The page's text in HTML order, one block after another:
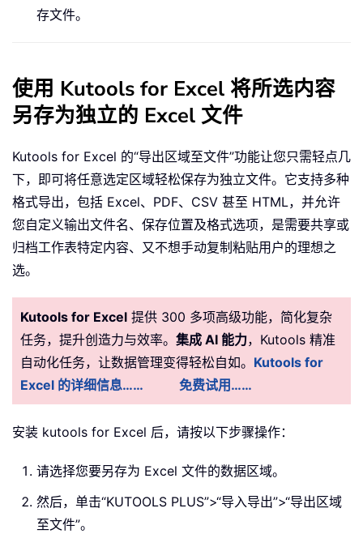
存文件。
使用 Kutools for Excel 将所选内容
另存为独立的 Excel 文件
Kutools for Excel 的“导出区域至文件”功能让您只需轻点几
下，即可将任意选定区域轻松保存为独立文件。它支持多种
格式导出，包括 Excel、PDF、CSV 甚至 HTML，并允许
您自定义输出文件名、保存位置及格式选项，是需要共享或
归档工作表特定内容、又不想手动复制粘贴用户的理想之
选。
Kutools for Excel 提供 300 多项高级功能，简化复杂
任务，提升创造力与效率。 集成 AI 能力，Kutools 精准
自动化任务，让数据管理变得轻松自如。 Kutools for
Excel 的详细信息……
免费试用……
安装 kutools for Excel 后，请按以下步骤操作：
请选择您要另存为 Excel 文件的数据区域。
然后，单击“KUTOOLS PLUS”>“导入导出”>“导出区域
至文件”。